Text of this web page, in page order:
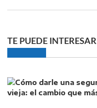
TE PUEDE INTERESAR